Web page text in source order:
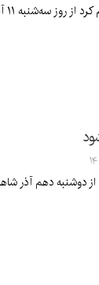
باران در مناطق نیمه شمالی استان طی روز چهارشنبه وجود دارد.
از دوشنبه دهم آذر